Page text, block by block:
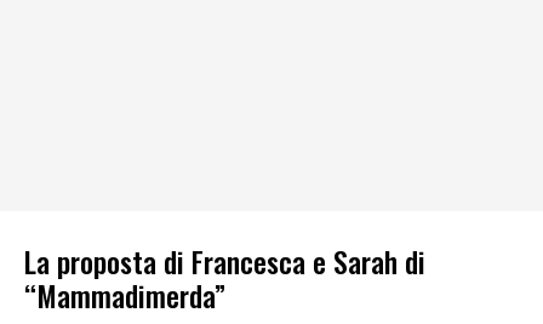
La proposta di Francesca e Sarah di
“Mammadimerda”